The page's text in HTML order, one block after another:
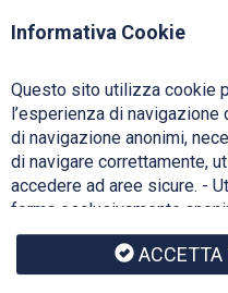
Informativa Cookie
Questo sito utilizza cookie
l’esperienza di
di navigazione anonimi,
di navigare correttamente,
accedere ad aree sicure. -
forma esclusivamente
nostri utenti utilizzano il
migliorare il sito,
per gli utenti. - Non
ACCETTA